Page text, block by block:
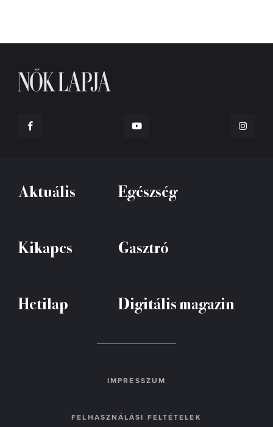
Aktuális Egészség
Kikapcs Gasztró
Hetilap Digitális magazin
IMPRESSZUM
FELHASZNÁLÁSI FELTÉTELEK